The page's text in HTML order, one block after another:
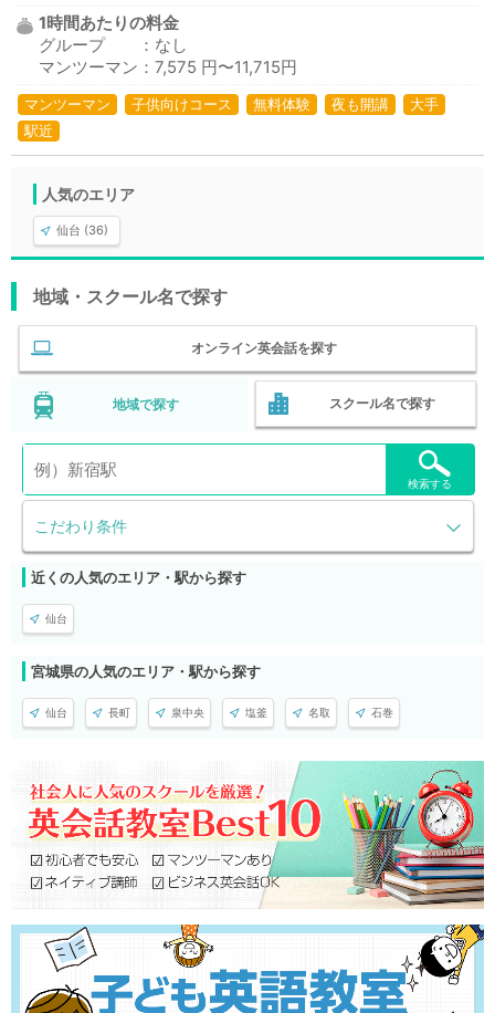
1時間あたりの料金
グループ ：なし
マンツーマン：7,575 円〜11,715円
マンツーマン 子供向けコース 無料体験 夜も開講
大手
駅近
人気のエリア
仙台 (36)
地域・スクール名で探す
オンライン英会話を探す
地域で探す スクール名で探す
こだわり条件
検索する
近くの人気のエリア・駅から探す
仙台
宮城県の人気のエリア・駅から探す
仙台 長町 泉中央 塩釜 名取 石巻